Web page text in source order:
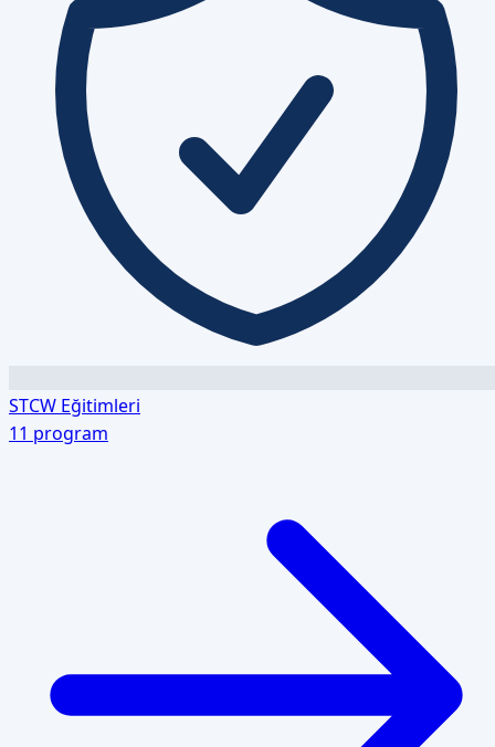
STCW Eğitimleri
11 program